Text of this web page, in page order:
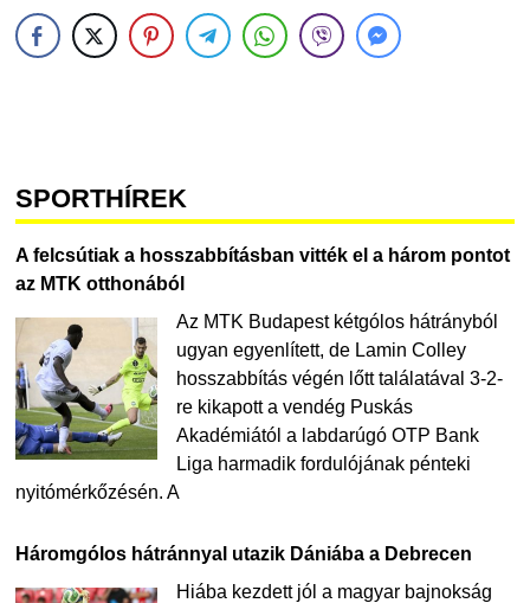
SPORTHÍREK
A felcsútiak a hosszabbításban vitték el a három pontot
az MTK otthonából
Az MTK Budapest kétgólos hátrányból
ugyan egyenlített, de Lamin Colley
hosszabbítás végén lőtt találatával 3-2-
re kikapott a vendég Puskás
Akadémiától a labdarúgó OTP Bank
Liga harmadik fordulójának pénteki
nyitómérkőzésén. A
Háromgólos hátránnyal utazik Dániába a Debrecen
Hiába kezdett jól a magyar bajnokság